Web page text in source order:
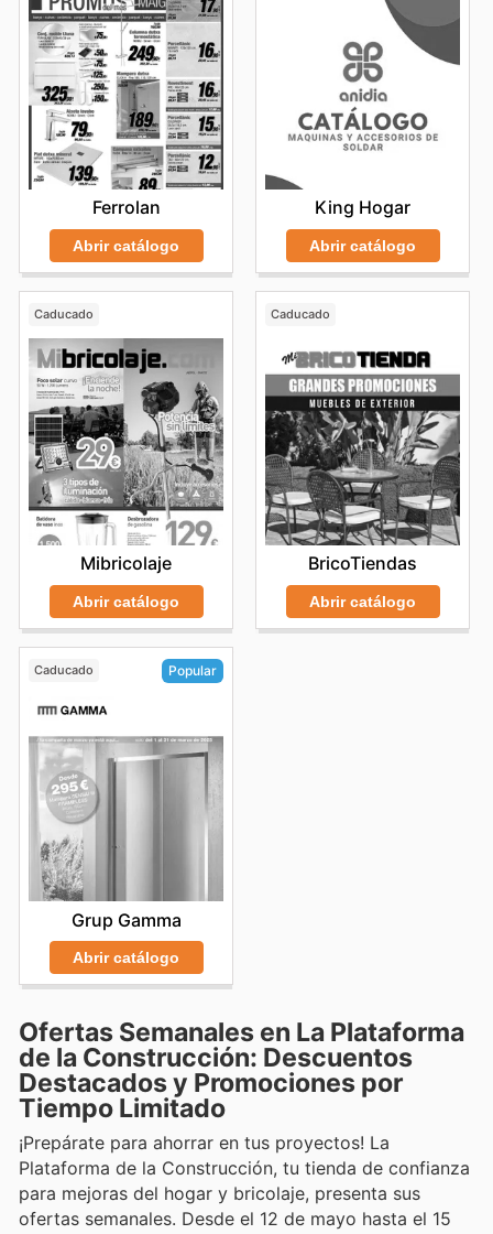
Ferrolan
Abrir catálogo
King Hogar
Abrir catálogo
Caducado
Mibricolaje
Abrir catálogo
Caducado
BricoTiendas
Abrir catálogo
Caducado Popular
Grup Gamma
Abrir catálogo
Ofertas Semanales en La Plataforma
de la Construcción: Descuentos
Destacados y Promociones por
Tiempo Limitado
¡Prepárate para ahorrar en tus proyectos! La
Plataforma de la Construcción, tu tienda de confianza
para mejoras del hogar y bricolaje, presenta sus
ofertas semanales. Desde el 12 de mayo hasta el 15